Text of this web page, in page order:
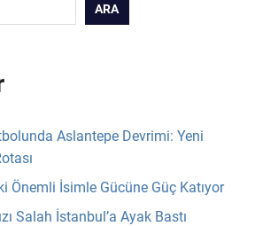
ARA
Aslantepe Devrimi: Yeni
Önemli İsimle Gücüne Güç Katıyor
Salah İstanbul’a Ayak Bastı